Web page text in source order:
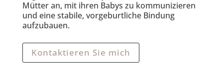
Mütter an, mit ihren Babys zu kommunizieren
und eine stabile, vorgeburtliche Bindung
aufzubauen.
Kontaktieren Sie mich